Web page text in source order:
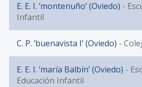
E. E. I. ’montenuño’ (Oviedo) -
Infantil
C. P. ’buenavista I’ (Oviedo) -
E. E. I. ’maría Balbín’ (Oviedo) -
Educación Infantil